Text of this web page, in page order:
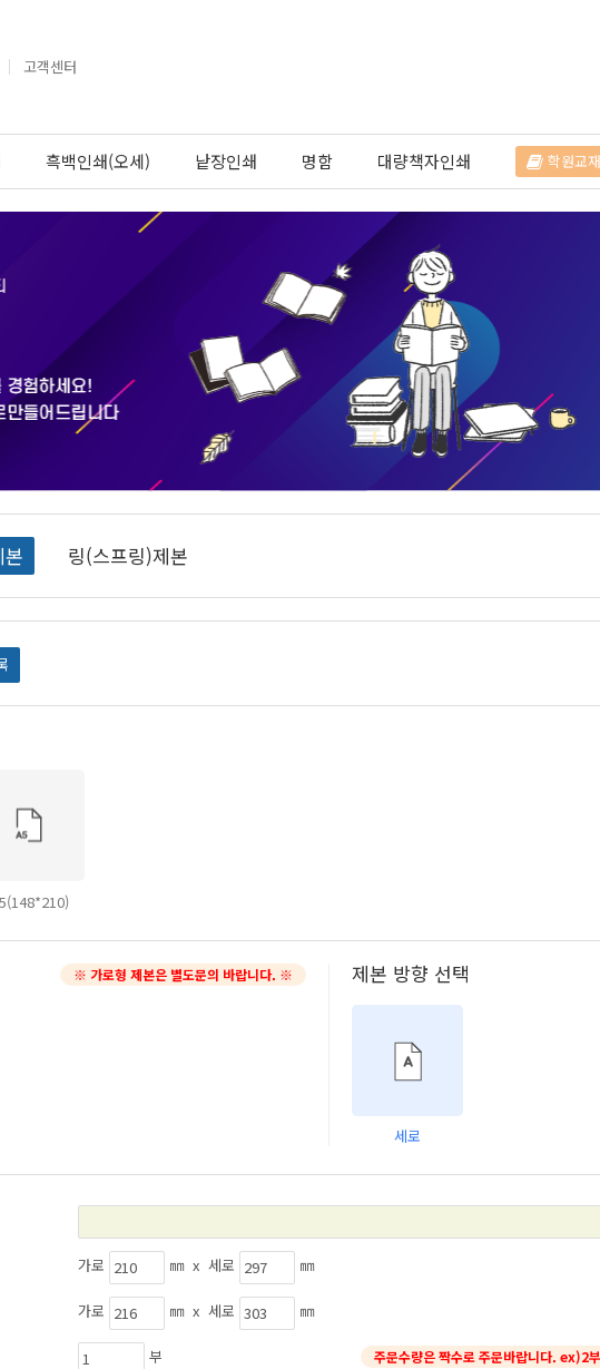
고객센터
흑백인쇄(오세) 낱장인쇄 명함 대량책자인쇄 학원교재
링(스프링)제본
※ 가로형 제본은 별도문의 바랍니다. ※ 제본 방향 선택
세로
가로 ㎜ x 세로 ㎜
가로 ㎜ x 세로 ㎜
부 주문수량은 짝수로 주문바랍니다. ex)2